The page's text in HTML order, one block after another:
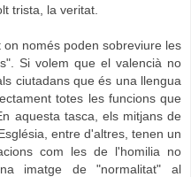
trista, la veritat.
només poden sobreviure les
Si volem que el valencià no
ciutadans que és una llengua
totes les funcions que
aquesta tasca, els mitjans de
entre d'altres, tenen un
com les de l'homilia no
imatge de "normalitat" al